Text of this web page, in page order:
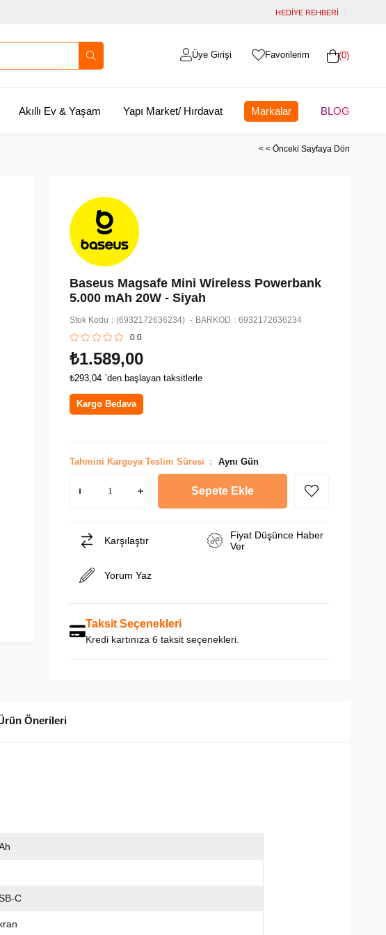
HEDİYE REHBERİ
0
Favorilerim
Üye Girişi
Akıllı Ev & Yaşam Yapı Market/ Hırdavat Markalar BLOG
< < Önceki Sayfaya Dön
Baseus Magsafe Mini Wireless Powerbank
5.000 mAh 20W - Siyah
Stok Kodu (6932172636234) BARKOD : 6932172636234
0.0
₺1.589,00
₺293,04 `den başlayan taksitlerle
Kargo Bedava
Tahmini Kargoya Teslim Süresi : Aynı Gün
Karşılaştır
Fiyat Düşünce Haber
Ver
Yorum Yaz
Taksit Seçenekleri
Kredi kartınıza 6 taksit seçenekleri.
Önerileri
C